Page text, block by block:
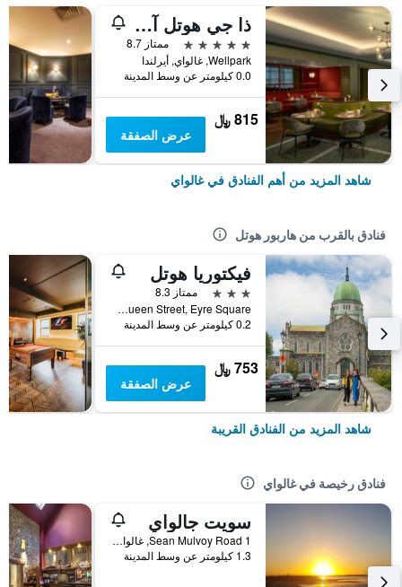
ذا جي هوتل آند سبا
5 نجوم
ممتاز 8.7
Wellpark, غالواي, أيرلندا
0.0 كيلومتر عن وسط المدينة
815 ﷼
عرض الصفقة
شاهد المزيد من أهم الفنادق في غالواي
فنادق بالقرب من هاربور هوتل
فيكتوريا هوتل
3 نجوم
ممتاز 8.3
Queen Street, Eyre Square, غالواي, أيرلندا
0.2 كيلومتر عن وسط المدينة
753 ﷼
عرض الصفقة
شاهد المزيد من الفنادق القريبة
فنادق رخيصة في غالواي
سويت جالواي
1 Sean Mulvoy Road, غالواي, أيرلندا
1.3 كيلومتر عن وسط المدينة